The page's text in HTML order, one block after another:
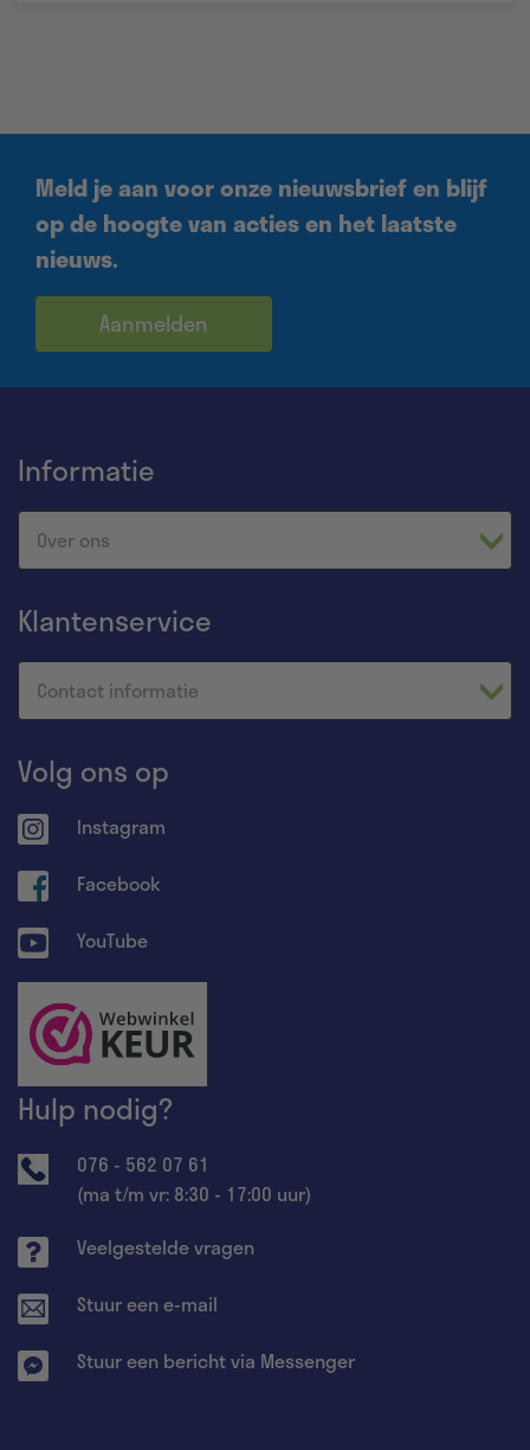
Meld je aan voor onze nieuwsbrief en blijf
op de hoogte van acties en het laatste
nieuws.
Aanmelden
Informatie
Over ons
Klantenservice
Contact informatie
Volg ons op
Instagram
Facebook
YouTube
Hulp nodig?
076 - 562 07 61
(ma t/m vr: 8:30 - 17:00 uur)
Veelgestelde vragen
Stuur een e-mail
Stuur een bericht via Messenger